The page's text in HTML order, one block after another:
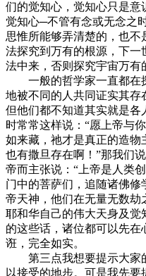
们的觉知心，觉知心只是
觉知心─不管有念或无念之
思惟所能够弄清楚的，也
法探究到万有的根源，下一
法中来，否则探究宇宙万有
一般的哲学家一直都在探
地被不同的人共同证实其存
但他们都不知道其实就是各
时常常这样说：“愿上帝与
如来藏，祂才是真正的造物
也有撒旦存在啊！”那我们
帝而主张说：“上帝是人类
门中的菩萨们，追随诸佛
帝天神，他们在无量无数劫
耶和华自己的伟大天身及觉
的这些话，诸位都可以先
诳，完全如实。
第三点我想要提示大家的
以接受的地步。可是我先